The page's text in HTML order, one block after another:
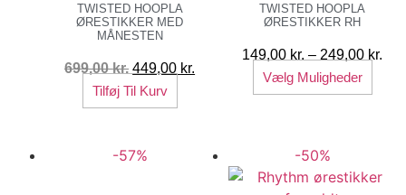
TWISTED HOOPLA
ØRESTIKKER MED
MÅNESTEN
699,00kr. Den
oprindelige
pris
699,00 kr..
449,00 kr.
449,00 kr..
Tilføj Til Kurv
TWISTED HOOPLA
ØRESTIKKER RH
149,00 kr. – 249,00 kr.
Vælg Muligheder
vare
-57% -50%